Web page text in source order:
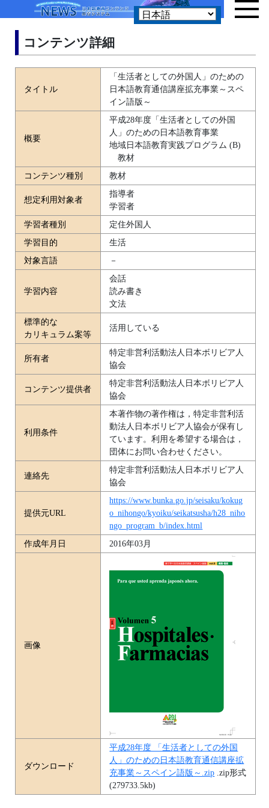
コンテンツ詳細
タイトル
「生活者としての外国人」のための
日本語教育通信講座拡充事業～スペ
イン語版～
概要
平成28年度「生活者としての外国
人」のための日本語教育事業
地域日本語教育実践プログラム (B)
教材
コンテンツ種別
教材
想定利用対象者
指導者
学習者
学習者種別
定住外国人
学習目的
生活
対象言語
－
学習内容
会話
読み書き
文法
標準的な
カリキュラム案等
活用している
所有者
特定非営利活動法人日本ボリビア人
協会
コンテンツ提供者
特定非営利活動法人日本ボリビア人
協会
利用条件
本著作物の著作権は，特定非営利活
動法人日本ボリビア人協会が保有し
ています。利用を希望する場合は，
団体にお問い合わせください。
連絡先
特定非営利活動法人日本ボリビア人
協会
提供元URL
https://www.bunka.go.jp/seisaku/kokug
o_nihongo/kyoiku/seikatsusha/h28_niho
ngo_program_b/index.html
作成年月日
2016年03月
画像
ダウンロード
平成28年度 「生活者としての外国
人」のための日本語教育通信講座拡
充事業～スペイン語版～.zip .zip形式
(279733.5kb)